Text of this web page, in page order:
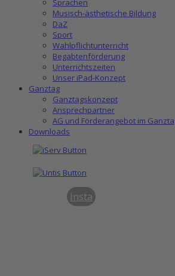
Musisch-ästhetische Bildung
DaZ
Sport
Wahlpflichtunterricht
Begabtenförderung
Unterrichtszeiten
Unser iPad-Konzept
Ganztag
Ganztagskonzept
Ansprechpartner
AG und Förderangebot im
Downloads
Insta